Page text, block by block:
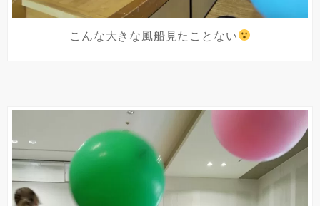
こんな大きな風船見たことない